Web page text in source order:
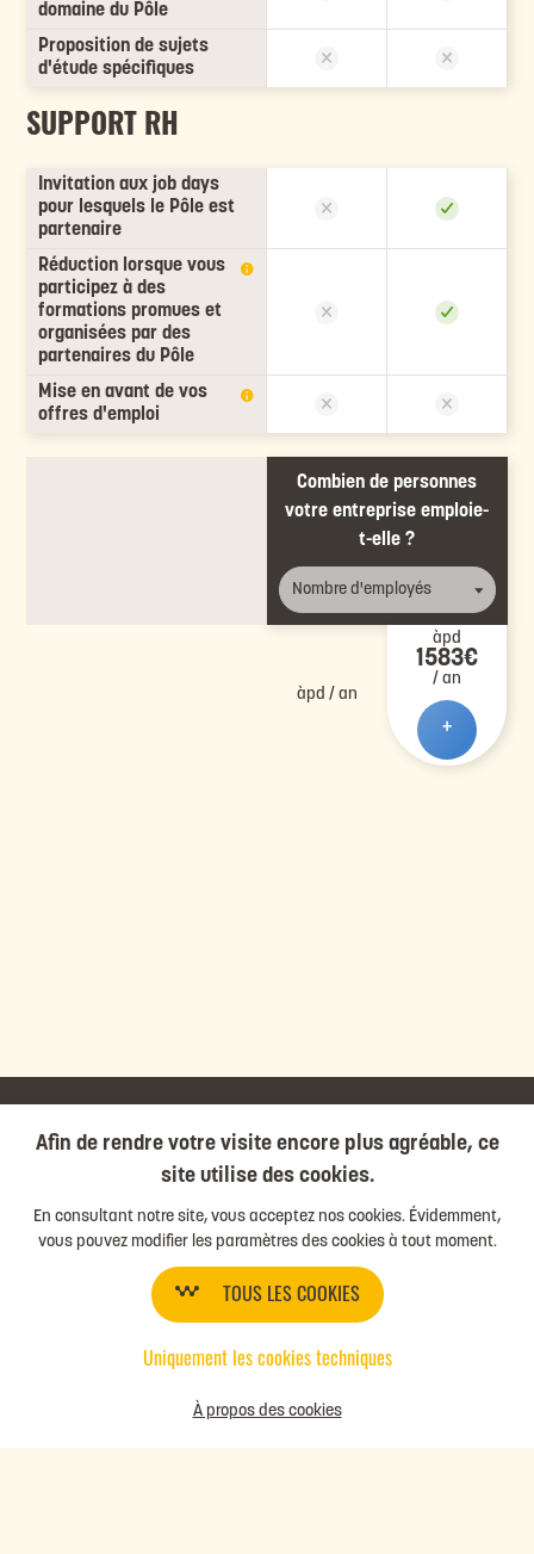
domaine du Pôle
Proposition de sujets
d'étude spécifiques
SUPPORT RH
Invitation aux job days
pour lesquels le Pôle est
partenaire
Réduction lorsque vous
participez à des
formations promues et
organisées par des
partenaires du Pôle
Mise en avant de vos
offres d'emploi
Combien de personnes
votre entreprise emploie-
t-elle ?
àpd / an
àpd
1583€
/ an
LES 4 PACKS
Boost
Impulse
Perform
Afin de rendre votre visite encore plus agréable, ce
site utilise des cookies.
En consultant notre site, vous acceptez nos cookies. Évidemment,
vous pouvez modifier les paramètres des cookies à tout moment.
TOUS LES COOKIES
Uniquement les cookies techniques
À propos des cookies